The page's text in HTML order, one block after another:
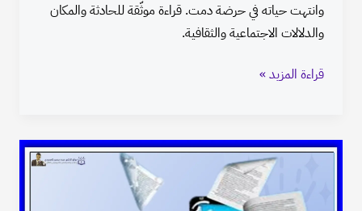
وانتهت حياته في حرضة دمت. قراءة موثّقة للحادثة والمكان
والدلالات الاجتماعية والثقافية.
قراءة المزيد »
تقنية
باللطائف